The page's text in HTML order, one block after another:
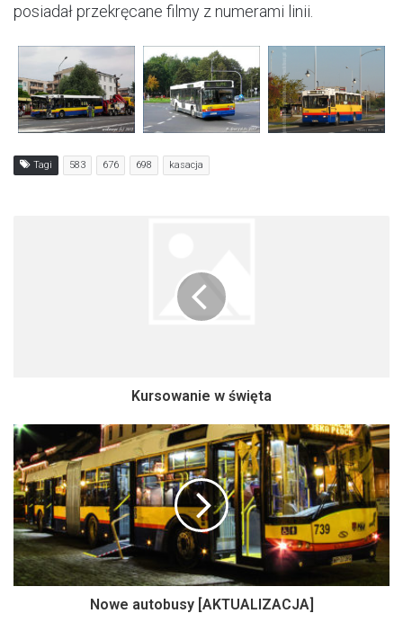
posiadał przekręcane filmy z numerami linii.
Tagi 583 676 698 kasacja
Kursowanie w święta
Nowe autobusy [AKTUALIZACJA]